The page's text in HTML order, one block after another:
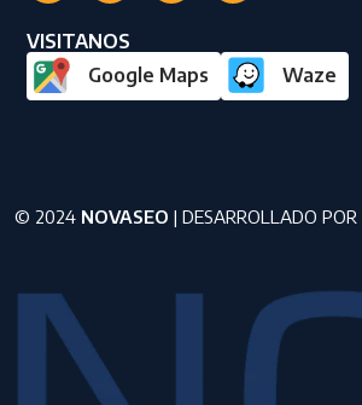
VISITANOS
Google Maps
Waze
© 2024 NOVASEO | DESARROLLADO POR